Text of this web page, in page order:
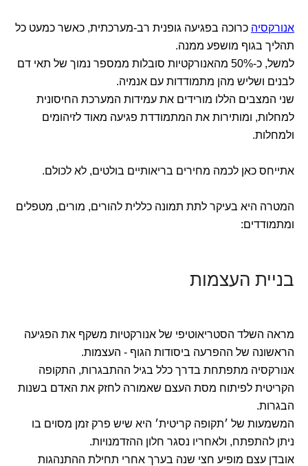
אנורקסיה כרוכה בפגיעה גופנית רב-מערכתית, כאשר כמעט כל
תהליך בגוף מושפע ממנה.
למשל, כ-50% מהאנורקטיות סובלות ממספר נמוך של תאי דם
לבנים ושליש מהן מתמודדות עם אנמיה.
שני המצבים הללו מורידים את עמידות המערכת החיסונית
למחלות, ומותירות את המתמודדת פגיעה מאוד לזיהומים
ולמחלות.
אתייחס כאן לכמה מחירים בריאותיים בולטים, לא לכולם.
המטרה היא בעיקר לתת תמונה כללית להורים, מורים, מטפלים
ומתמודדים:
בניית העצמות
מראה השלד הסטריאוטיפי של אנורקטיות משקף את הפגיעה
הראשונה של ההפרעה ביסודות הגוף - העצמות.
אנורקסיה מתפתחת בדרך כלל בגיל ההתבגרות, התקופה
הקריטית לפיתוח מסת העצם שאמורה לחזק את האדם בשנות
הבגרות.
המשמעות של ׳תקופה קריטית׳ היא שיש פרק זמן מסוים בו
ניתן להתפתח, ולאחריו נסגר חלון ההזדמנויות.
אובדן עצם מופיע חצי שנה בערך אחרי תחילת ההתנהגות